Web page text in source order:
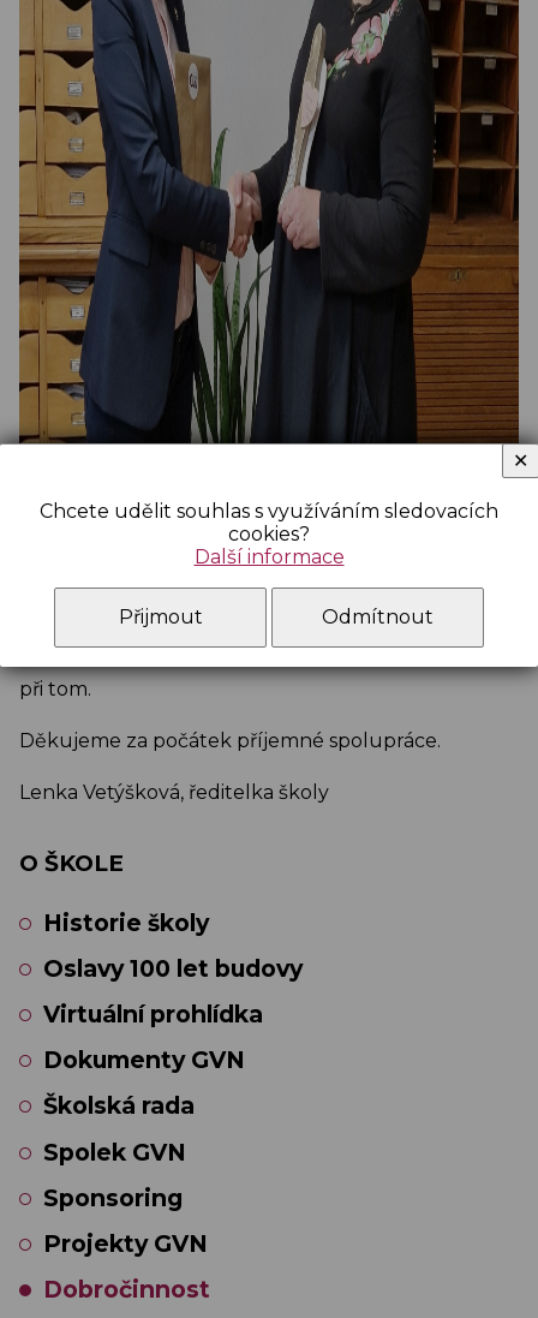
při tom.
Děkujeme za počátek příjemné spolupráce.
Lenka Vetýšková, ředitelka školy
O ŠKOLE
Historie školy
Oslavy 100 let budovy
Virtuální prohlídka
Dokumenty GVN
Školská rada
Spolek GVN
Sponsoring
Projekty GVN
Dobročinnost
Chcete udělit souhlas s využíváním sledovacích
cookies?
Další informace
Přijmout Odmítnout
✕